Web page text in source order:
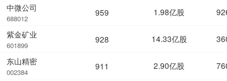
中微公司
688012
紫金矿业
601899
东山精密
002384
959 1.98亿股
928 14.33亿股
911 2.90亿股